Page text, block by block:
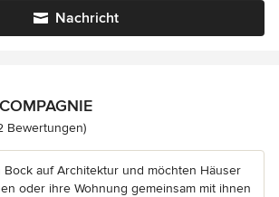
Nachricht
5 von 5 Sternen
Bewertungen)
Bock auf Architektur und möchten Häuser
oder ihre Wohnung gemeinsam mit ihnen